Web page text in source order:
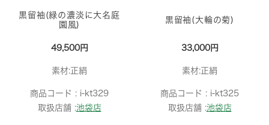
黒留袖(緑の濃淡に大名庭
園風)
49,500円
素材:正絹
商品コード : i-kt329
取扱店舗 :池袋店
黒留袖(大輪の菊)
33,000円
素材:正絹
商品コード : i-kt325
取扱店舗 :池袋店